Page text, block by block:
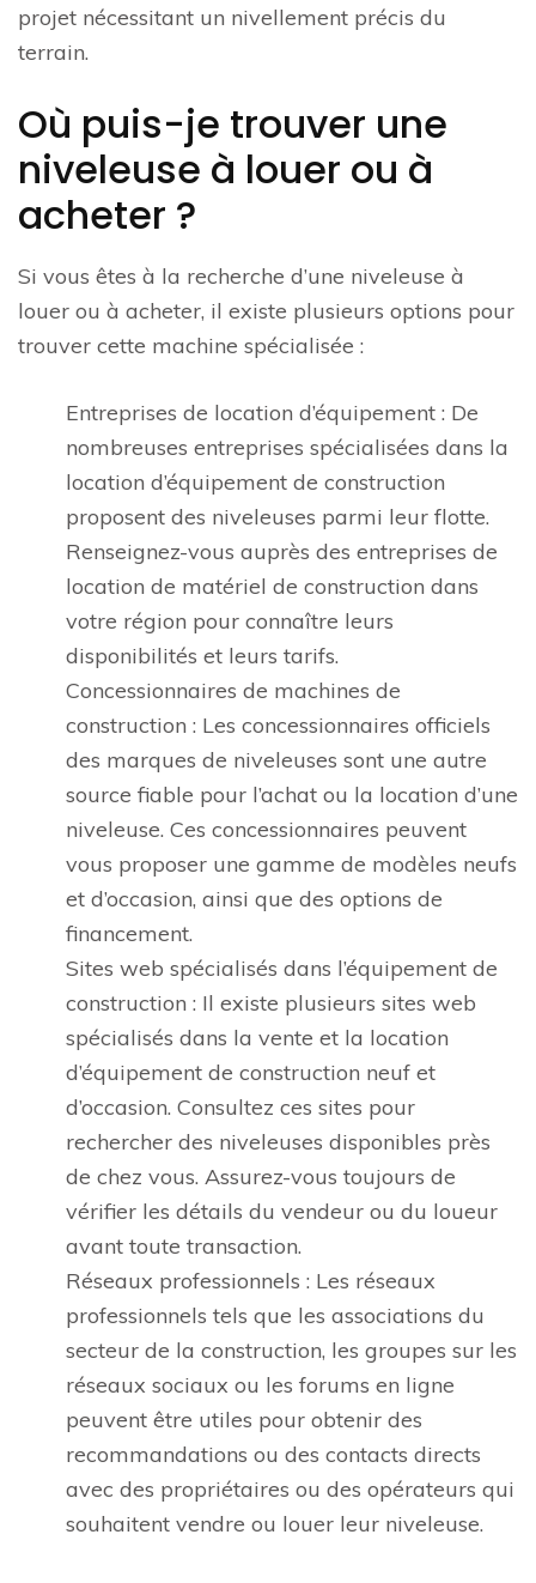
projet nécessitant un nivellement précis du
terrain.
Où puis-je trouver une
niveleuse à louer ou à
acheter ?
Si vous êtes à la recherche d’une niveleuse à
louer ou à acheter, il existe plusieurs options pour
trouver cette machine spécialisée :
Entreprises de location d’équipement : De
nombreuses entreprises spécialisées dans la
location d’équipement de construction
proposent des niveleuses parmi leur flotte.
Renseignez-vous auprès des entreprises de
location de matériel de construction dans
votre région pour connaître leurs
disponibilités et leurs tarifs.
Concessionnaires de machines de
construction : Les concessionnaires officiels
des marques de niveleuses sont une autre
source fiable pour l’achat ou la location d’une
niveleuse. Ces concessionnaires peuvent
vous proposer une gamme de modèles neufs
et d’occasion, ainsi que des options de
financement.
Sites web spécialisés dans l’équipement de
construction : Il existe plusieurs sites web
spécialisés dans la vente et la location
d’équipement de construction neuf et
d’occasion. Consultez ces sites pour
rechercher des niveleuses disponibles près
de chez vous. Assurez-vous toujours de
vérifier les détails du vendeur ou du loueur
avant toute transaction.
Réseaux professionnels : Les réseaux
professionnels tels que les associations du
secteur de la construction, les groupes sur les
réseaux sociaux ou les forums en ligne
peuvent être utiles pour obtenir des
recommandations ou des contacts directs
avec des propriétaires ou des opérateurs qui
souhaitent vendre ou louer leur niveleuse.